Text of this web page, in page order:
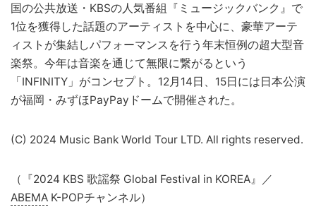
国の公共放送・KBSの人気番組『ミュージックバンク』で
1位を獲得した話題のアーティストを中心に、豪華アーテ
ィストが集結しパフォーマンスを行う年末恒例の超大型音
楽祭。今年は音楽を通じて無限に繋がるという
「INFINITY」がコンセプト。12月14日、15日には日本公演
が福岡・みずほPayPayドームで開催された。
(C) 2024 Music Bank World Tour LTD. All rights reserved.
（『2024 KBS 歌謡祭 Global Festival in KOREA』／
ABEMA K-POPチャンネル）